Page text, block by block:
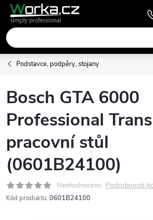
Přejít
obsah
Podstavce, podpěry, stojany
Bosch GTA 6000
Professional
pracovní stůl
(0601B24100)
Neohodnoceno Podrobnosti
Kód produktu: 0601B24100